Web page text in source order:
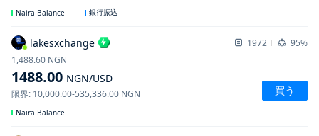
Naira Balance 銀行振込
lakesxchange 1972 95%
1488.00 NGN/USD
1,488.60 NGN
限界: 10,000.00-535,336.00 NGN 買う
Naira Balance